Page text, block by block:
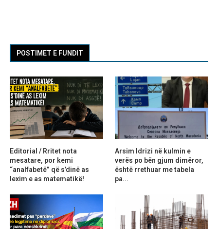
POSTIMET E FUNDIT
Editorial / Rritet nota
mesatare, por kemi
“analfabetë” që s’dinë as
lexim e as matematikë!
Arsim Idrizi në kulmin e
verës po bën gjum dimëror,
është rrethuar me tabela
pa...